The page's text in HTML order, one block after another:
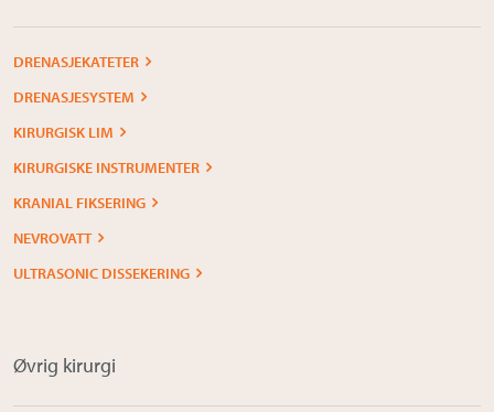
DRENASJEKATETER
DRENASJESYSTEM
KIRURGISK LIM
KIRURGISKE INSTRUMENTER
KRANIAL FIKSERING
NEVROVATT
ULTRASONIC DISSEKERING
Øvrig kirurgi